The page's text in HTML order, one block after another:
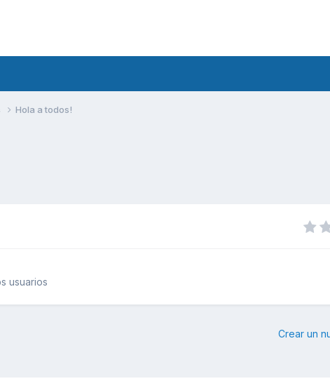
Hola a todos!
usuarios
Crear un